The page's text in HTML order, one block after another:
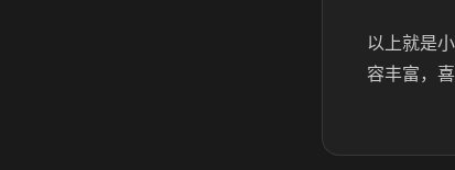
以上就是
容丰富，